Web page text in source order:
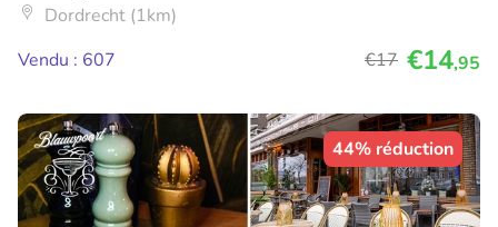
Dordrecht (1km)
Vendu : 607
€17 €14,95
44% réduction